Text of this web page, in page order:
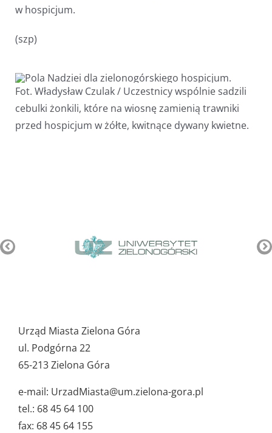
w hospicjum.
(szp)
Fot. Władysław Czulak / Uczestnicy wspólnie sadzili
cebulki żonkili, które na wiosnę zamienią trawniki
przed hospicjum w żółte, kwitnące dywany kwietne.
ważne
dane
Urząd Miasta Zielona Góra
ul. Podgórna 22
65-213 Zielona Góra
e-mail: UrzadMiasta@um.zielona-gora.pl
tel.: 68 45 64 100
fax: 68 45 64 155